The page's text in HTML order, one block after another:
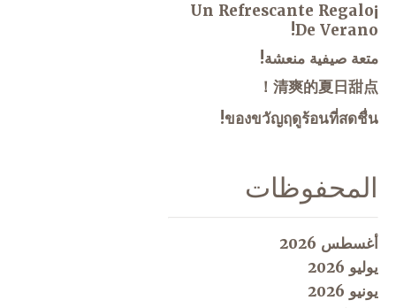
¡Un Refrescante Regalo
De Verano!
متعة صيفية منعشة!
清爽的夏日甜点！
ของขวัญฤดูร้อนที่สดชื่น!
المحفوظات
أغسطس 2026
يوليو 2026
يونيو 2026